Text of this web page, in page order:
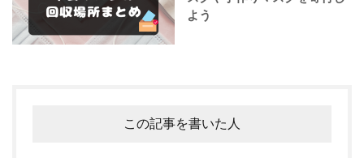
よう
この記事を書いた人